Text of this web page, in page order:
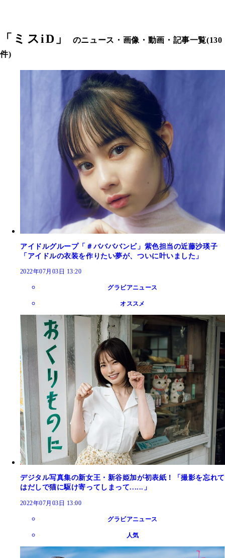
「 ミスiD 」
のニュース・画像・動画・記事一覧(130
件)
アイドルグループ「＃ババババンビ」紫色担当の近藤沙瑛子
「アイドルの衣装を作りたい夢が、ついに叶いました」
2022年07月03日 13:20
グラビアニュース
オススメ
デジタル写真集の新女王・新谷姫加が初表紙！「撮影を忘れて
はだしで猫に駆け寄ってしまって......」
2022年07月03日 13:00
グラビアニュース
人気